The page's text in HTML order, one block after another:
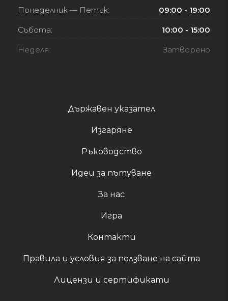
Държавен указател
Изгаряне
Ръководство
Идеи за пътуване
За нас
Игра
Контакти
Правила и условия за ползване на сайта
Лицензи и сертификати
Понеделник — Петък: 09:00 - 19:00
Събота: 10:00 - 15:00
Неделя: Затворено